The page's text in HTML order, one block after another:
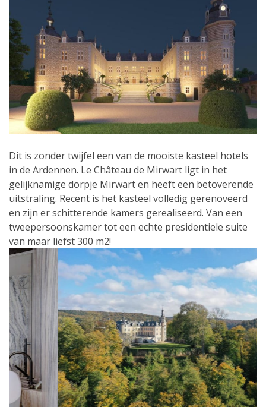
Dit is zonder twijfel een van de mooiste kasteel hotels
in de Ardennen. Le Château de Mirwart ligt in het
gelijknamige dorpje Mirwart en heeft een betoverende
uitstraling. Recent is het kasteel volledig gerenoveerd
en zijn er schitterende kamers gerealiseerd. Van een
tweepersoonskamer tot een echte presidentiele suite
van maar liefst 300 m2!